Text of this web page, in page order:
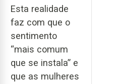
Esta realidade
faz com que o
sentimento
“mais comum
que se instala” e
que as mulheres